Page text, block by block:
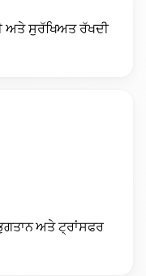
ਅਤੇ ਸੁਰੱਖਿਅਤ ਰੱਖਦੀ
ਅਤੇ ਟ੍ਰਾਂਸਫਰ